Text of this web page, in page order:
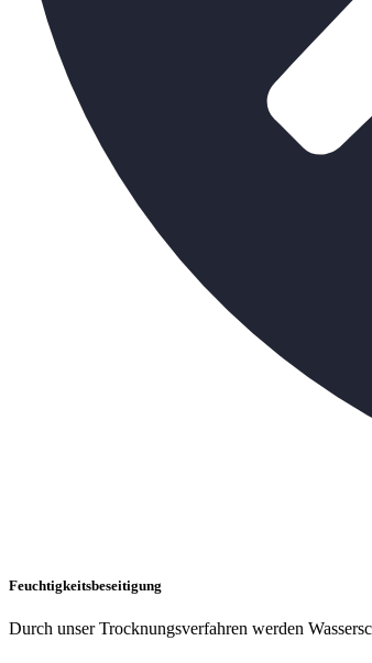
Feuchtigkeitsbeseitigung
Durch unser Trocknungsverfahren werden